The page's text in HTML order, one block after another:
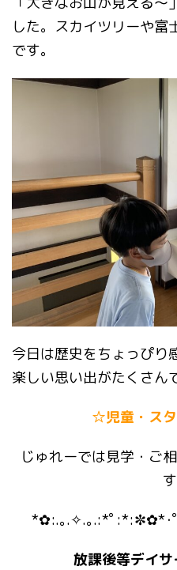
した。スカイツリーや富
です。
今日は歴史をちょっぴり
楽しい思い出がたくさん
☆児童・ス
じゅれーでは見学・ご
す
*✿:.｡.✧.｡.:*ﾟ:*:✼✿*･
放課後等デイ